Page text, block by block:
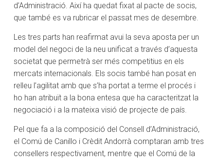
d’Administració. Així ha quedat fixat al pacte de socis,
que també es va rubricar el passat mes de desembre.
Les tres parts han reafirmat avui la seva aposta per un
model del negoci de la neu unificat a través d’aquesta
societat que permetrà ser més competitius en els
mercats internacionals. Els socis també han posat en
relleu l’agilitat amb que s’ha portat a terme el procés i
ho han atribuït a la bona entesa que ha caracteritzat la
negociació i a la mateixa visió de projecte de país.
Pel que fa a la composició del Consell d’Administració,
el Comú de Canillo i Crèdit Andorrà comptaran amb tres
consellers respectivament, mentre que el Comú de la